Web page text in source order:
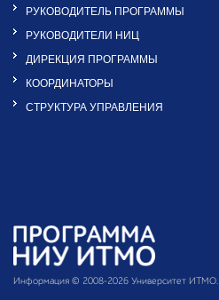
РУКОВОДИТЕЛЬ ПРОГРАММЫ
РУКОВОДИТЕЛИ НИЦ
ДИРЕКЦИЯ ПРОГРАММЫ
КООРДИНАТОРЫ
СТРУКТУРА УПРАВЛЕНИЯ
Информация © 2008–2026 Университет ИТМО.